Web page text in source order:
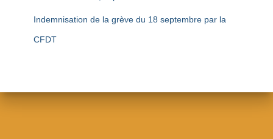
Indemnisation de la grève du 18 septembre par la
CFDT